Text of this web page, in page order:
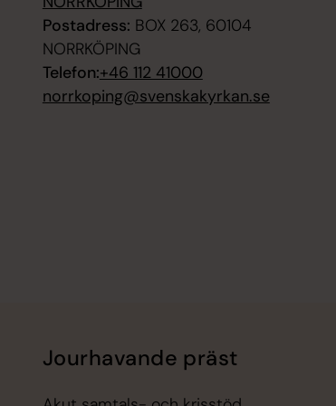
Postadress: BOX 263, 60104
NORRKÖPING
Telefon:+46 112 41000
norrkoping@svenskakyrkan.se
Jourhavande präst